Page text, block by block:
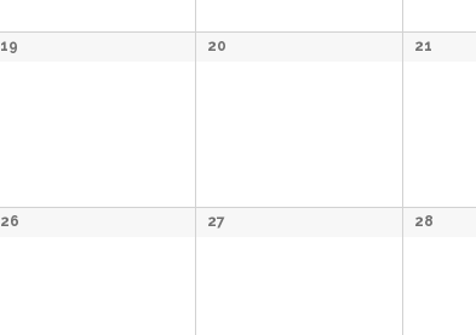
19 20 21
26 27 28